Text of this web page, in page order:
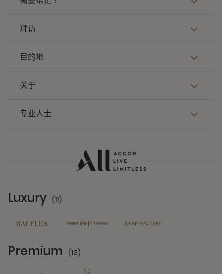
拜访
目的地
关于
专业人士
Luxury (11)
Premium (13)